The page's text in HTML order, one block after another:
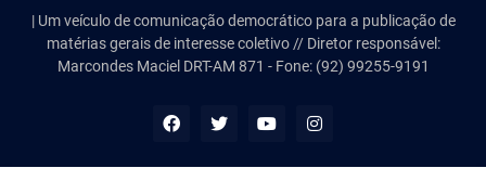
| Um veículo de comunicação democrático para a publicação de
matérias gerais de interesse coletivo // Diretor responsável:
Marcondes Maciel DRT-AM 871 - Fone: (92) 99255-9191